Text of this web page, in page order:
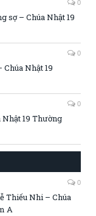
0
sợ – Chúa Nhật 19
0
Nhật 19
0
Nhật 19 Thường
0
Thiếu Nhi – Chúa
A